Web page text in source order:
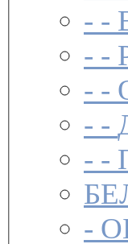
- -
- -
- -
- -
- -
-